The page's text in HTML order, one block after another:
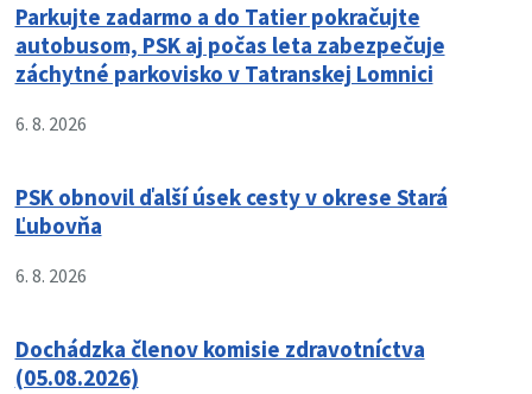
Parkujte zadarmo a do Tatier pokračujte
autobusom, PSK aj počas leta zabezpečuje
záchytné parkovisko v Tatranskej Lomnici
6. 8. 2026
PSK obnovil ďalší úsek cesty v okrese Stará
Ľubovňa
6. 8. 2026
Dochádzka členov komisie zdravotníctva
(05.08.2026)